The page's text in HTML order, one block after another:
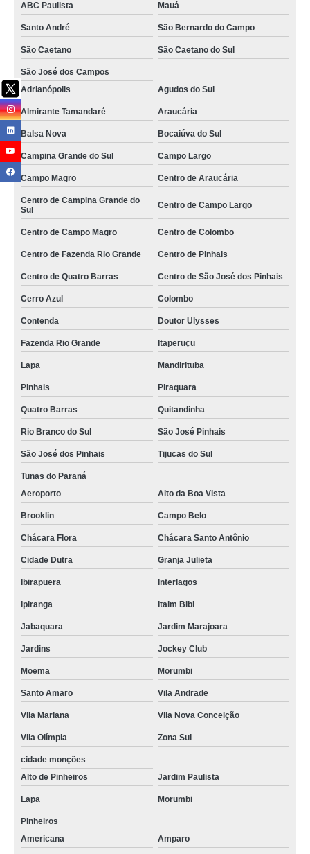
ABC Paulista
Mauá
Santo André São Bernardo do Campo
São Caetano São Caetano do Sul
São José dos Campos
Adrianópolis
Agudos do Sul
Almirante Tamandaré Araucária
Balsa Nova Bocaiúva do Sul
Campina Grande do Sul Campo Largo
Campo Magro Centro de Araucária
Centro de Campina Grande do
Sul
Centro de Campo Largo
Centro de Campo Magro Centro de Colombo
Centro de Fazenda Rio Grande Centro de Pinhais
Centro de Quatro Barras Centro de São José dos Pinhais
Cerro Azul Colombo
Contenda Doutor Ulysses
Fazenda Rio Grande Itaperuçu
Lapa Mandirituba
Pinhais Piraquara
Quatro Barras Quitandinha
Rio Branco do Sul São José Pinhais
São José dos Pinhais Tijucas do Sul
Tunas do Paraná
Aeroporto
Alto da Boa Vista
Brooklin Campo Belo
Chácara Flora Chácara Santo Antônio
Cidade Dutra Granja Julieta
Ibirapuera Interlagos
Ipiranga Itaim Bibi
Jabaquara Jardim Marajoara
Jardins Jockey Club
Moema Morumbi
Santo Amaro Vila Andrade
Vila Mariana Vila Nova Conceição
Vila Olímpia Zona Sul
cidade monções
Alto de Pinheiros
Jardim Paulista
Lapa Morumbi
Pinheiros
Americana
Amparo